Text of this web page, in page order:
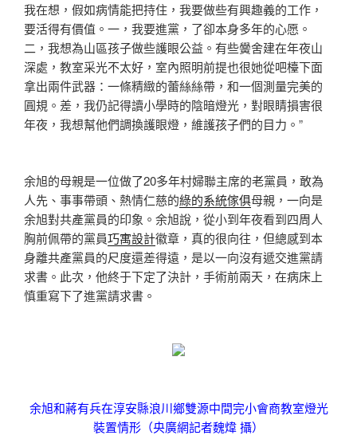
我在想，假如病情能把持住，我要做些有興趣義的工作，
要活得有價值。一，我要進黨，了卻本身多年的心愿。
二，我想為山區孩子做些護眼公益。有些黌舍建在年夜山
深處，教室采光不太好，室內照明前提也很她從吧檯下面
拿出兩件武器：一條精緻的蕾絲絲帶，和一個測量完美的
圓規。差，我仍記得讀小學時的陰暗燈光，對眼睛損害很
年夜，我想幫他們調換護眼燈，維護孩子們的目力。”
余旭的母親是一位做了20多年村婦聯主席的老黨員，敢為
人先、事事帶頭、熱情仁慈的綠的系統傢俱母親，一向是
余旭對共產黨員的印象。余旭說，從小到年夜看到四周人
胸前佩帶的黨員巧寓設計徽章，真的很向往，但總感到本
身離共產黨員的尺度還差得遠，是以一向沒有遞交進黨請
求書。此次，他終于下定了決計，手術前兩天，在病床上
慎重寫下了進黨請求書。
余旭和蔣有兵在淳安縣浪川鄉雙源中間完小會商教室燈光
裝置情形（央廣網記者魏煒 攝）